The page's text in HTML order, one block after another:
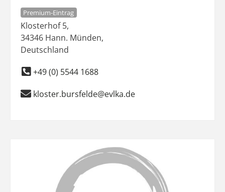
Premium-Eintrag
Klosterhof 5,
34346 Hann. Münden,
Deutschland
+49 (0) 5544 1688
kloster.bursfelde@evlka.de